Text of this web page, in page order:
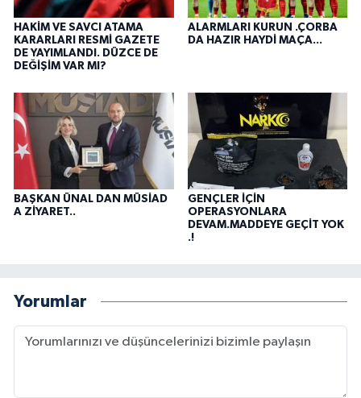
HAKİM VE SAVCI ATAMA
KARARLARI RESMİ GAZETE
DE YAYIMLANDI. DÜZCE DE
DEĞİŞİM VAR MI?
ALARMLARI KURUN .ÇORBA
DA HAZIR HAYDİ MAÇA...
BAŞKAN ÜNAL DAN MÜSİAD
A ZİYARET..
GENÇLER İÇİN
OPERASYONLARA
DEVAM.MADDEYE GEÇİT YOK
.!
Yorumlar